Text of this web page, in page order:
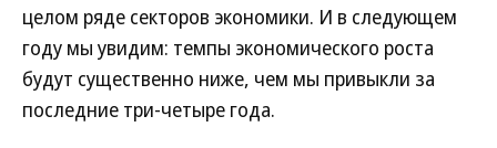
целом ряде секторов экономики. И в следующем
году мы увидим: темпы экономического роста
будут существенно ниже, чем мы привыкли за
последние три-четыре года.